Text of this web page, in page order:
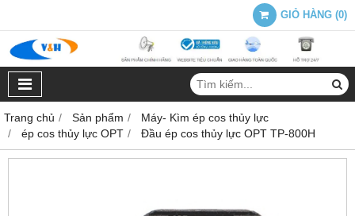
GIỎ HÀNG (0)
Trang chủ Sản phẩm
Máy- Kìm ép cos thủy lực
ép cos thủy lực OPT
Đầu ép cos thủy lực OPT TP-800H